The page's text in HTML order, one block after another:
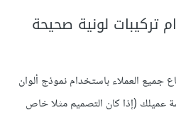
تركيبات لونية صحيحة
جميع العملاء باستخدام نموذج ألوان
(إذا كان التصميم مثلا خاص